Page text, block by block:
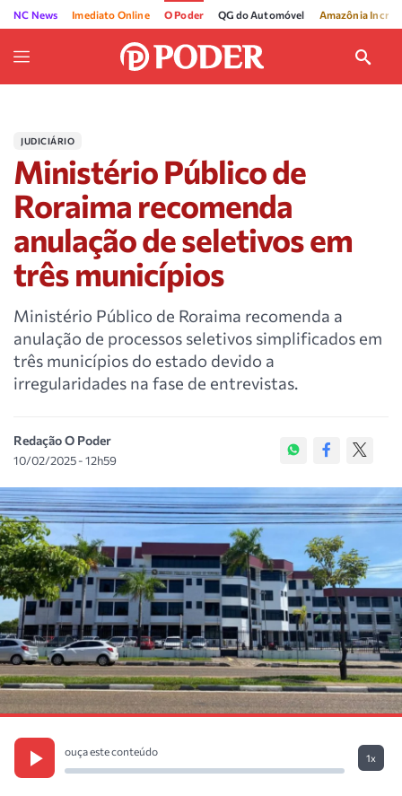
NC News Imediato Online O Poder QG do Automóvel Amazônia
JUDICIÁRIO
Ministério Público de
Roraima recomenda
anulação de seletivos em
três municípios
Ministério Público de Roraima recomenda a
anulação de processos seletivos simplificados em
três municípios do estado devido a
irregularidades na fase de entrevistas.
Redação O Poder
10/02/2025 - 12h59
ouça este conteúdo
1x